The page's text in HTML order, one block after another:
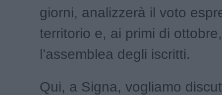
giorni, analizzerà il voto
territorio e, ai primi di
l’assemblea degli iscritti.
Qui, a Signa, vogliamo